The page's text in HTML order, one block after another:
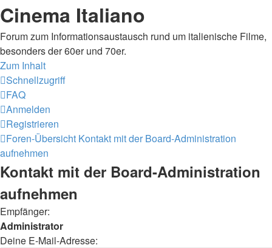
Cinema Italiano
Forum zum Informationsaustausch rund um italienische Filme,
besonders der 60er und 70er.
Zum Inhalt
Schnellzugriff
FAQ
Anmelden
Registrieren
Foren-Übersicht Kontakt mit der Board-Administration
aufnehmen
Kontakt mit der Board-Administration
aufnehmen
Empfänger:
Administrator
Deine E-Mail-Adresse: